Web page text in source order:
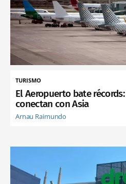
TURISMO
El Aeropuerto bate
conectan con Asia
Arnau Raimundo